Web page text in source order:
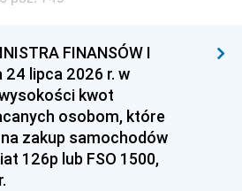
FINANSÓW I
24 lipca 2026 r. w
kwot
osobom, które
zakup samochodów
126p lub FSO 1500,